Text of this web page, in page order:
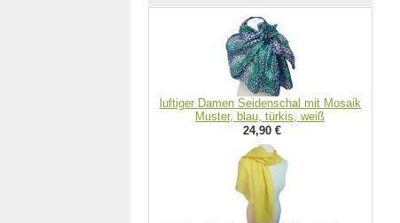
luftiger Damen Seidenschal mit Mosaik
Muster, blau, türkis, weiß
24,90 €